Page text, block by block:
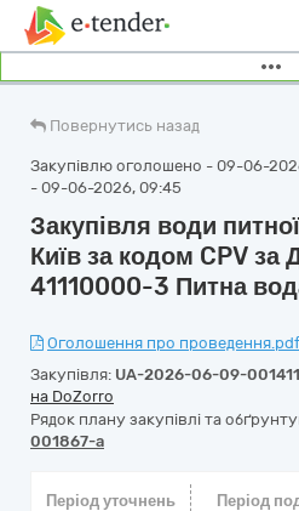
Повернутись назад
Закупівлю оголошено - 09-06-
- 09-06-2026, 09:45
Закупівля води
Київ за кодом CPV за
41110000-3 Питна
Оголошення про проведення.pdf
Закупівля: UA-2026-06-09-
на DoZorro
Рядок плану закупівлі та
001867-a
Період уточнень
Період